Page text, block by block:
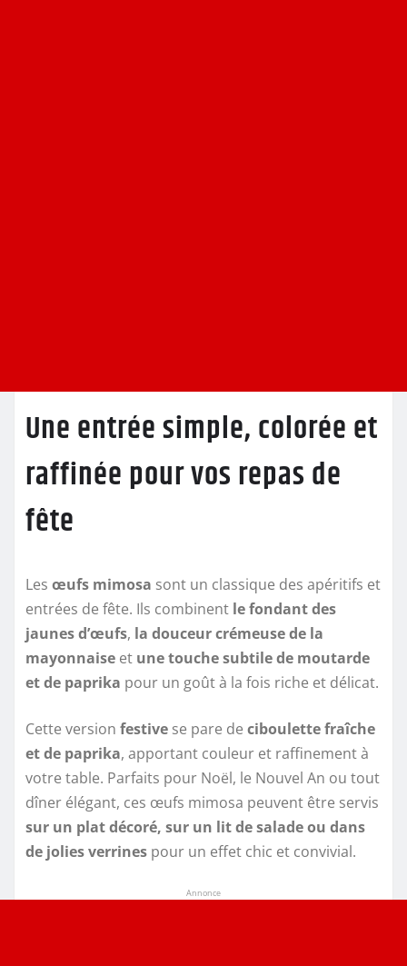
Une entrée simple, colorée et
raffinée pour vos repas de
fête
Les œufs mimosa sont un classique des apéritifs et
entrées de fête. Ils combinent le fondant des
jaunes d’œufs, la douceur crémeuse de la
mayonnaise et une touche subtile de moutarde
et de paprika pour un goût à la fois riche et délicat.
Cette version festive se pare de ciboulette fraîche
et de paprika, apportant couleur et raffinement à
votre table. Parfaits pour Noël, le Nouvel An ou tout
dîner élégant, ces œufs mimosa peuvent être servis
sur un plat décoré, sur un lit de salade ou dans
de jolies verrines pour un effet chic et convivial.
Annonce